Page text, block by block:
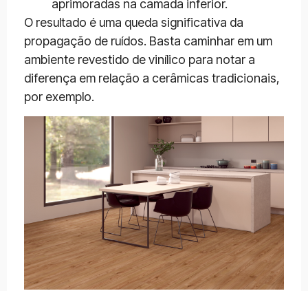
aprimoradas na camada inferior.
O resultado é uma queda significativa da
propagação de ruídos. Basta caminhar em um
ambiente revestido de vinílico para notar a
diferença em relação a cerâmicas tradicionais,
por exemplo.